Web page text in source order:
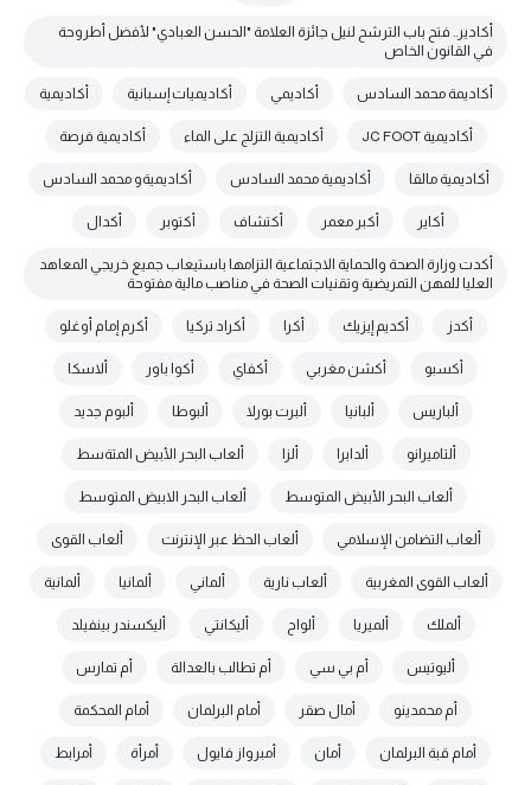
أكادير.. فتح باب الترشح لنيل جائزة العلامة "الحسن العبادي" لأفضل أطروحة
في القانون الخاص
أكاديمة محمد السادس أكاديمي أكاديميات إسبانية أكاديمية
أكاديمية JC FOOT أكاديمية التزلج على الماء أكاديمية فرصة
أكاديمية مالقا أكاديمية محمد السادس أكاديميةو محمد السادس
أكاير أكبر معمر أكتشاف أكتوبر أكدال
أكدت وزارة الصحة والحماية الاجتماعية التزامها باستيعاب جميع خريجي المعاهد
العليا للمهن التمريضية وتقنيات الصحة في مناصب مالية مفتوحة
أكدز أكديم إيزيك أكرا أكراد تركيا أكرم إمام أوغلو
أكسبو أكشن مغربي أكفاي أكوا باور ألاسكا
ألباريس ألبانيا ألبرت بورلا ألبوطا ألبوم جديد
ألتاميرانو ألدابرا ألزا ألعاب البحر الأبيض المتةسط
ألعاب البحر الأبيض المتوسط ألعاب البحر الابيض المتوسط
ألعاب التضامن الإسلامي ألعاب الحظ عبر الإنترنت ألعاب القوى
ألعاب القوى المغربية ألعاب نارية ألماني ألمانيا ألمانية
ألملك ألميريا ألواح أليكانتي أليكسندر بينفيلد
أليوتيس أم بي سي أم تطالب بالعدالة أم تمارس
أم محمدينو أمال صقر أمام البرلمان أمام المحكمة
أمام قبة البرلمان أمان أمبرواز فايول أمرأة أمرابط